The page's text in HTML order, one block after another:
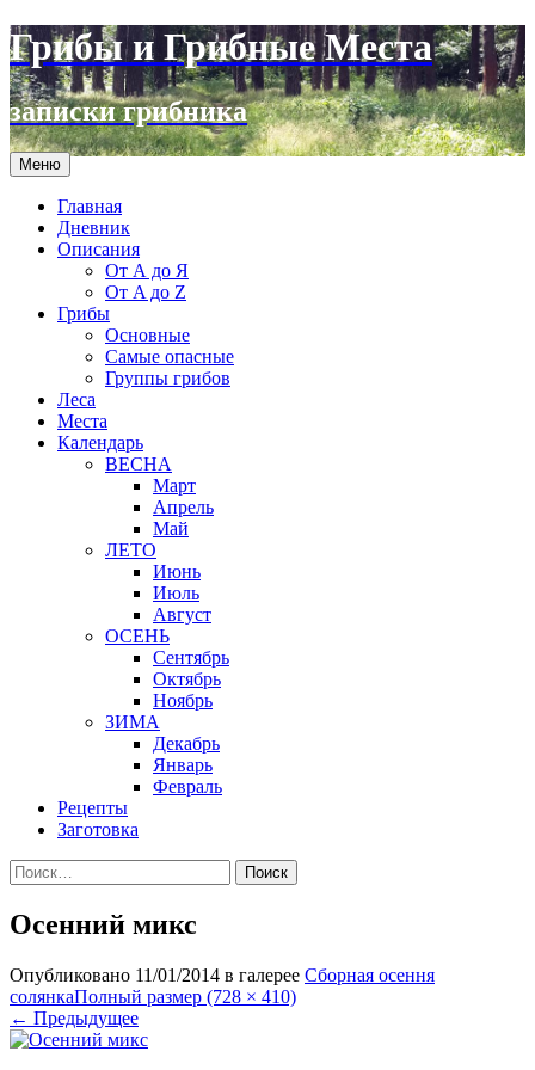
Грибы и Грибные Места
записки грибника
Меню Перейти
к
содержимому
Главная
Дневник
Описания
От А до Я
От A до Z
Грибы
Основные
Самые опасные
Группы грибов
Леса
Места
Календарь
ВЕСНА
Март
Апрель
Май
ЛЕТО
Июнь
Июль
Август
ОСЕНЬ
Сентябрь
Октябрь
Ноябрь
ЗИМА
Декабрь
Январь
Февраль
Рецепты
Заготовка
Найти:
Осенний микс
Опубликовано 11/01/2014 в галерее Сборная осення
солянкаПолный размер (728 × 410)
← Предыдущее